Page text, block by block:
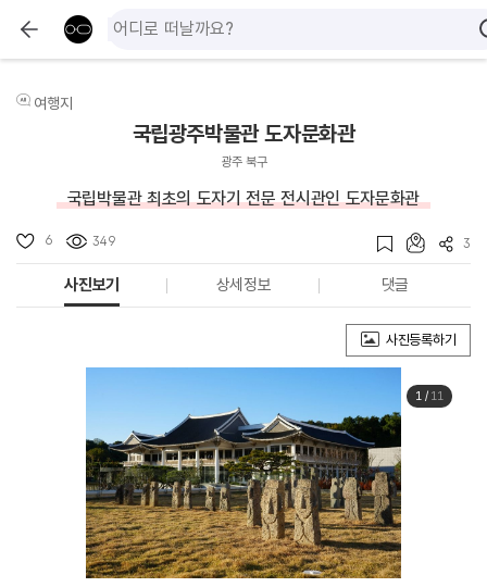
여행지
국립광주박물관 도자문화관
광주 북구
국립박물관 최초의 도자기 전문 전시관인 도자문화관
6 349 3
사진보기 상세정보 댓글
사진등록하기
1/ 11